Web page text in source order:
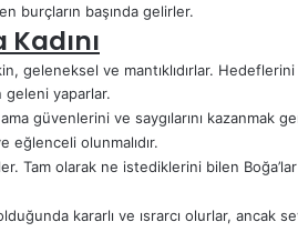
burçların başında gelirler.
geleneksel ve mantıklıdırlar.
geleni yaparlar.
güvenlerini ve saygılarını kazanmak
eğlenceli olunmalıdır.
Tam olarak ne istediklerini bilen Boğa’lar
kararlı ve ısrarcı olurlar, ancak